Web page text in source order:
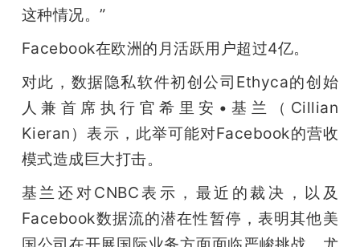
这种情况。”
Facebook在欧洲的月活跃用户超过4亿。
对此，数据隐私软件初创公司Ethyca的创始
人兼首席执行官希里安•基兰（Cillian
Kieran）表示，此举可能对Facebook的营收
模式造成巨大打击。
基兰还对CNBC表示，最近的裁决，以及
Facebook数据流的潜在性暂停，表明其他美